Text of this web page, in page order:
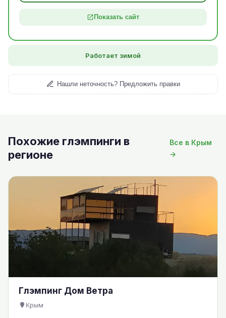
Показать сайт
Работает зимой
Нашли неточность? Предложить правки
Похожие глэмпинги в
регионе
Все в Крым
→
Глэмпинг Дом Ветра
Крым